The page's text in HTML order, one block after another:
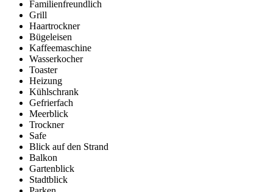
Familienfreundlich
Grill
Haartrockner
Bügeleisen
Kaffeemaschine
Wasserkocher
Toaster
Heizung
Kühlschrank
Gefrierfach
Meerblick
Trockner
Safe
Blick auf den Strand
Balkon
Gartenblick
Stadtblick